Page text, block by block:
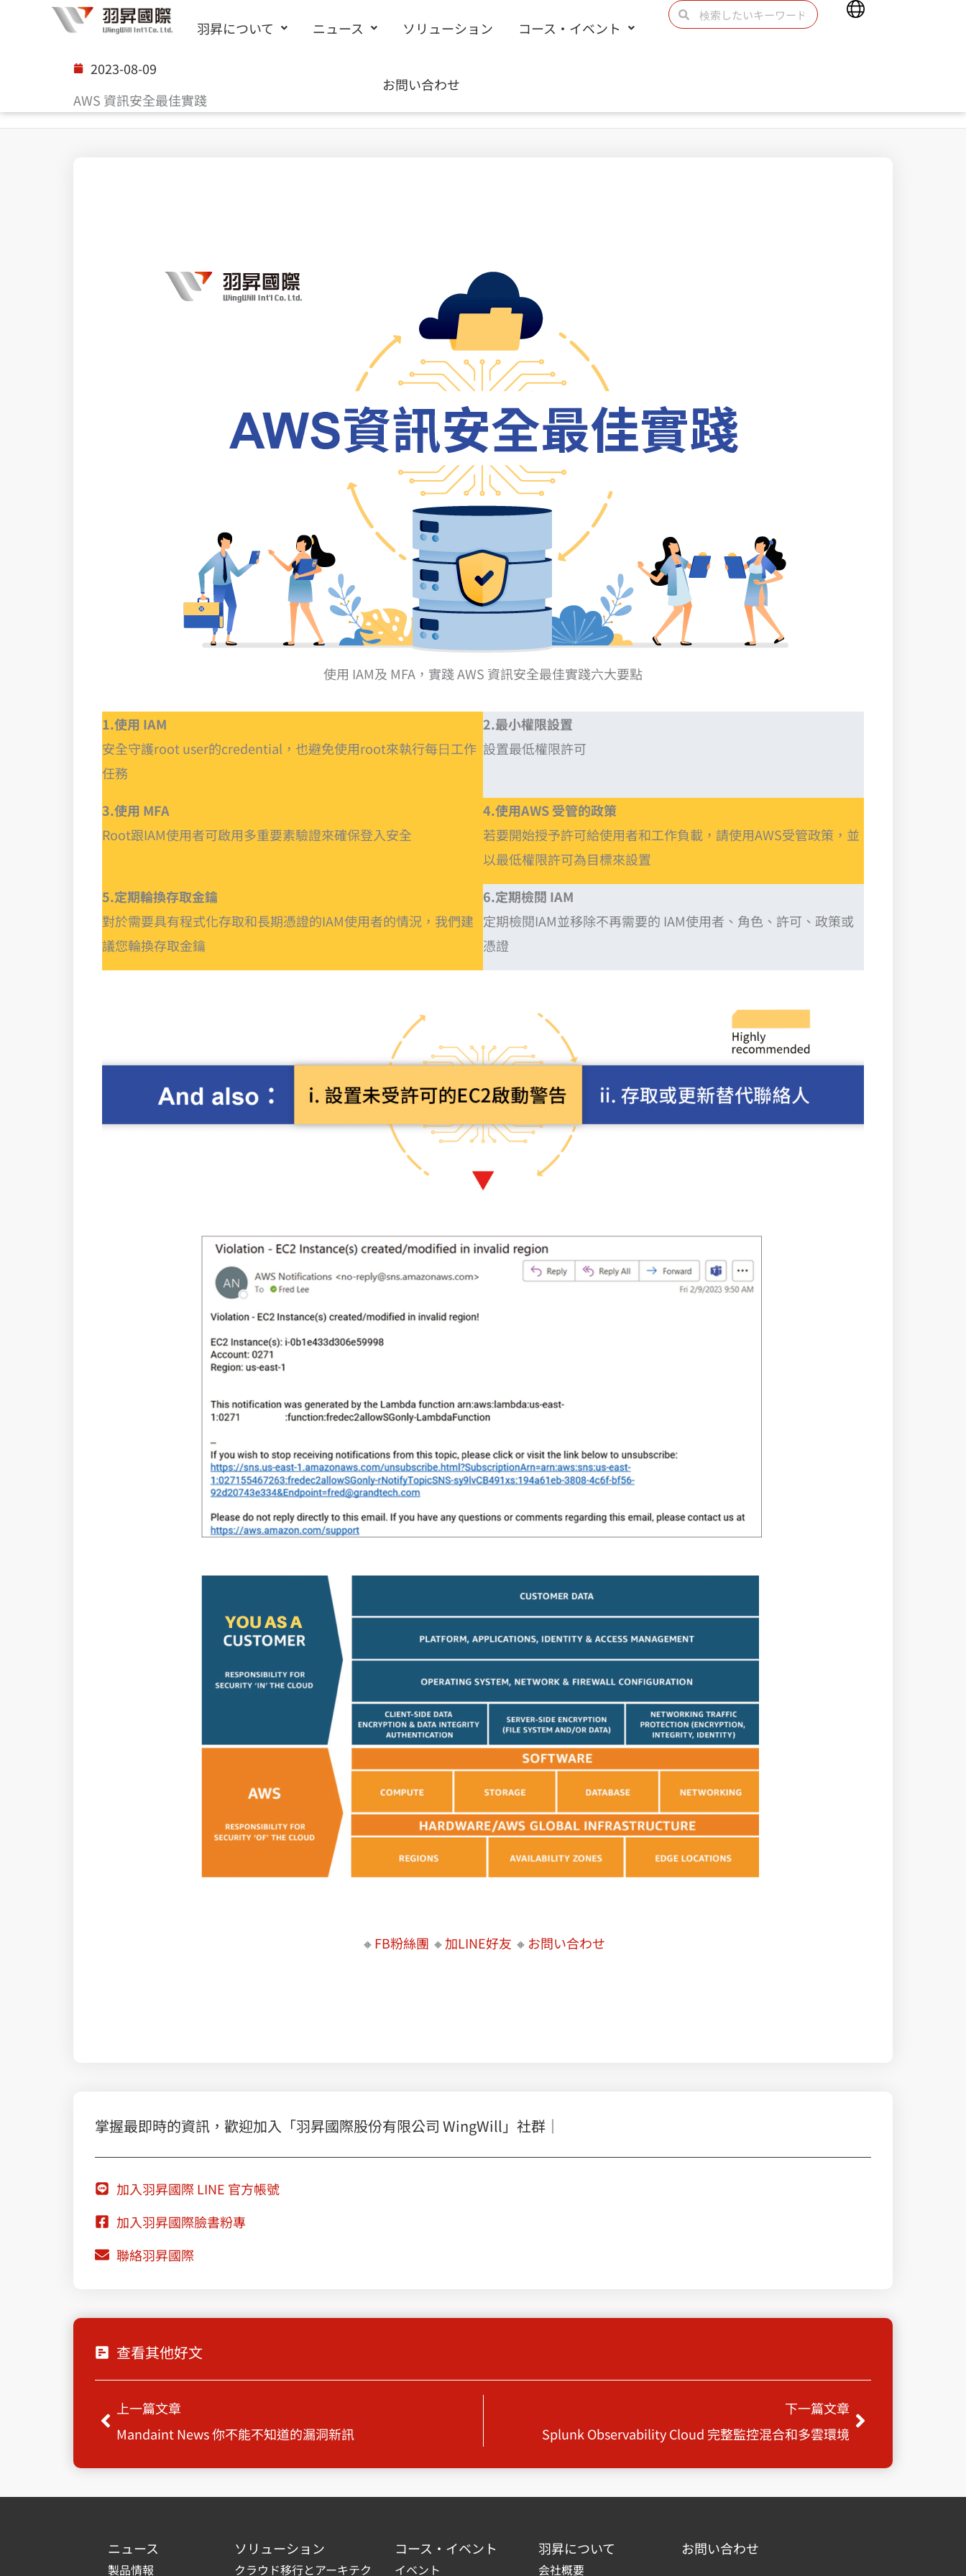
キ
羽昇について ニュース ソリューション コース・イベント
お問い合わせ
検
Main
2023-08-09
AWS 資訊安全最佳實踐
使⽤ IAM及 MFA，實踐 AWS 資訊安全最佳實踐六大要點
1.使⽤ IAM
安全守護root user的credential，也避免使⽤root來執⾏每⽇⼯作
任務
2.最小權限設置
設置最低權限許可
3.使⽤ MFA
Root跟IAM使⽤者可啟⽤多重要素驗證來確保登入安全
4.使⽤AWS 受管的政策
若要開始授予許可給使用者和工作負載，請使用AWS受管政策，並
以最低權限許可為目標來設置
5.定期輪換存取金鑰
對於需要具有程式化存取和長期憑證的IAM使用者的情況，我們建
議您輪換存取金鑰
6.定期檢閱 IAM
定期檢閱IAM並移除不再需要的 IAM使用者、角色、許可、政策或
憑證
🔸FB粉絲團 🔸加LINE好友 🔸 お問い合わせ
掌握最即時的資訊，歡迎加入「羽昇國際股份有限公司 WingWill」社群｜
加入羽昇國際 LINE 官方帳號
加入羽昇國際臉書粉專
聯絡羽昇國際
查看其他好文
Prev
上一篇文章
Mandaint News 你不能不知道的漏洞新訊
下一篇文章
Splunk Observability Cloud 完整監控混合和多雲環境
Next
ニュース
製品情報
ソリューション
クラウド移行とアーキテク
コース・イベント
イベント
羽昇について
会社概要
お問い合わせ